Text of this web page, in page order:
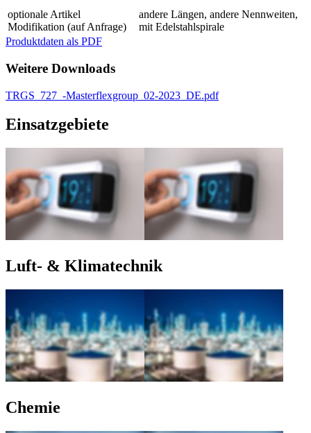
optionale Artikel
Modifikation (auf Anfrage)
andere Längen, andere Nennweiten,
mit Edelstahlspirale
Produktdaten als PDF
Weitere Downloads
TRGS_727_-Masterflexgroup_02-2023_DE.pdf
Einsatzgebiete
Luft- & Klimatechnik
Chemie